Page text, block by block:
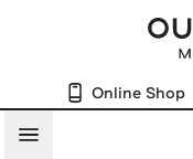
Online Shop
Menü